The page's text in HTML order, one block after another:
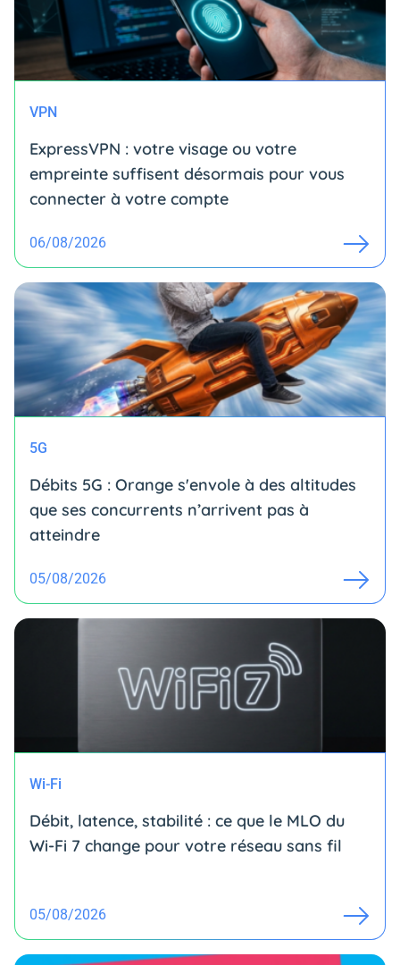
VPN
ExpressVPN : votre visage ou votre
empreinte suffisent désormais pour vous
connecter à votre compte
06/08/2026
5G
Débits 5G : Orange s'envole à des altitudes
que ses concurrents n’arrivent pas à
atteindre
05/08/2026
Wi-Fi
Débit, latence, stabilité : ce que le MLO du
Wi-Fi 7 change pour votre réseau sans fil
05/08/2026